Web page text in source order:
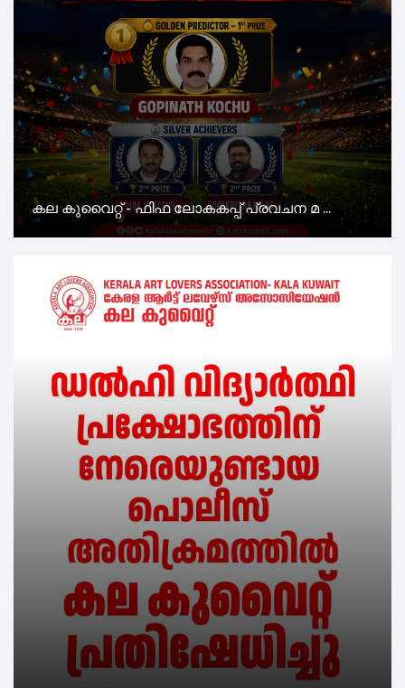
കല കുവൈറ്റ് - ഫിഫ ലോകകപ്പ് പ്രവചന മ ...